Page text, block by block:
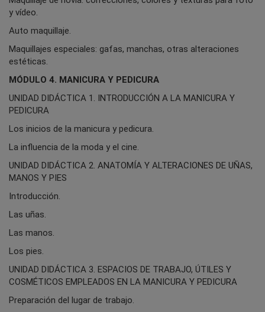
y vídeo.
Auto maquillaje.
Maquillajes especiales: gafas, manchas, otras alteraciones
estéticas.
MÓDULO 4. MANICURA Y PEDICURA
UNIDAD DIDÁCTICA 1. INTRODUCCIÓN A LA MANICURA Y
PEDICURA
Los inicios de la manicura y pedicura.
La influencia de la moda y el cine.
UNIDAD DIDÁCTICA 2. ANATOMÍA Y ALTERACIONES DE UÑAS,
MANOS Y PIES
Introducción.
Las uñas.
Las manos.
Los pies.
UNIDAD DIDÁCTICA 3. ESPACIOS DE TRABAJO, ÚTILES Y
COSMÉTICOS EMPLEADOS EN LA MANICURA Y PEDICURA
Preparación del lugar de trabajo.